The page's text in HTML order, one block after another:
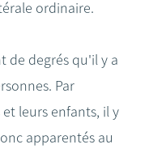
ordinaire.
de degrés qu'il y a
Par
leurs enfants, il y
apparentés au